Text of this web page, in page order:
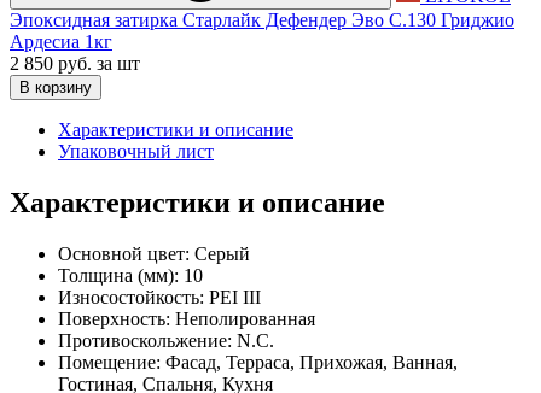
Эпоксидная затирка Старлайк Дефендер Эво С.130 Гриджио
Ардесиа 1кг
2 850 руб. за шт
В корзину
Характеристики и описание
Упаковочный лист
Характеристики и описание
Основной цвет: Серый
Толщина (мм): 10
Износостойкость: PEI III
Поверхность: Неполированная
Противоскольжение: N.C.
Помещение: Фасад, Терраса, Прихожая, Ванная,
Гостиная, Спальня, Кухня